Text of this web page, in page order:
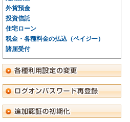
外貨預金
投資信託
住宅ローン
税金・各種料金の払込（ペイジー）
諸届受付